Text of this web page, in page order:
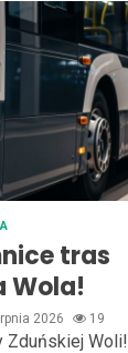
tras
Wola!
2026 19
Zduńskiej Woli!